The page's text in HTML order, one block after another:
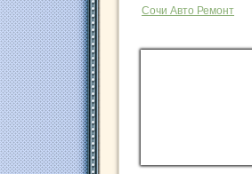
Сочи Авто Ремонт